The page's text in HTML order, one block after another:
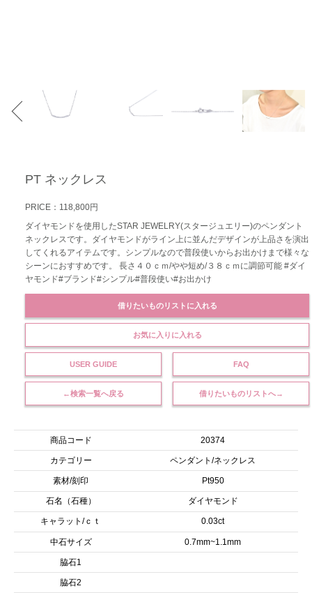
PT ネックレス
PRICE：118,800円
ダイヤモンドを使用したSTAR JEWELRY(スタージュエリー)のペンダント
ネックレスです。ダイヤモンドがライン上に並んだデザインが上品さを演出
してくれるアイテムです。シンプルなので普段使いからお出かけまで様々な
シーンにおすすめです。 長さ４０ｃｍ/やや短め/３８ｃｍに調節可能 #ダイ
ヤモンド#ブランド#シンプル#普段使い#お出かけ
借りたいものリストに入れる
お気に入りに入れる
USER GUIDE FAQ
←検索一覧へ戻る 借りたいものリストへ→
商品コード 20374
カテゴリー ペンダント/ネックレス
素材/刻印 Pt950
石名（石種） ダイヤモンド
キャラット/ｃｔ 0.03ct
中石サイズ 0.7mm~1.1mm
脇石1
脇石2